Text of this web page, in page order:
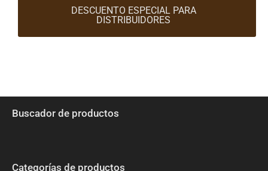
DESCUENTO ESPECIAL PARA
DISTRIBUIDORES
Buscador de productos
Categorías de productos